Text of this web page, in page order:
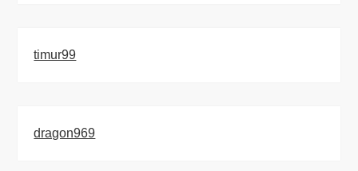
timur99
dragon969